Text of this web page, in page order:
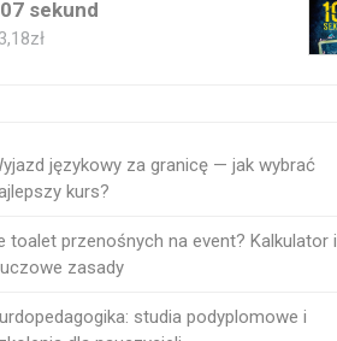
sekund
zł
językowy za granicę — jak wybrać
kurs?
toalet przenośnych na event? Kalkulator i
zasady
studia podyplomowe i